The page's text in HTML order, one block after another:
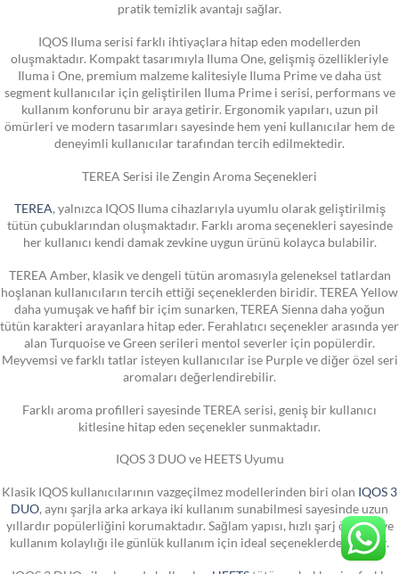
pratik temizlik avantajı sağlar.
IQOS Iluma serisi farklı ihtiyaçlara hitap eden modellerden
oluşmaktadır. Kompakt tasarımıyla Iluma One, gelişmiş özellikleriyle
Iluma i One, premium malzeme kalitesiyle Iluma Prime ve daha üst
segment kullanıcılar için geliştirilen Iluma Prime i serisi, performans ve
kullanım konforunu bir araya getirir. Ergonomik yapıları, uzun pil
ömürleri ve modern tasarımları sayesinde hem yeni kullanıcılar hem de
deneyimli kullanıcılar tarafından tercih edilmektedir.
TEREA Serisi ile Zengin Aroma Seçenekleri
TEREA, yalnızca IQOS Iluma cihazlarıyla uyumlu olarak geliştirilmiş
tütün çubuklarından oluşmaktadır. Farklı aroma seçenekleri sayesinde
her kullanıcı kendi damak zevkine uygun ürünü kolayca bulabilir.
TEREA Amber, klasik ve dengeli tütün aromasıyla geleneksel tatlardan
hoşlanan kullanıcıların tercih ettiği seçeneklerden biridir. TEREA Yellow
daha yumuşak ve hafif bir içim sunarken, TEREA Sienna daha yoğun
tütün karakteri arayanlara hitap eder. Ferahlatıcı seçenekler arasında yer
alan Turquoise ve Green serileri mentol severler için popülerdir.
Meyvemsi ve farklı tatlar isteyen kullanıcılar ise Purple ve diğer özel seri
aromaları değerlendirebilir.
Farklı aroma profilleri sayesinde TEREA serisi, geniş bir kullanıcı
kitlesine hitap eden seçenekler sunmaktadır.
IQOS 3 DUO ve HEETS Uyumu
Klasik IQOS kullanıcılarının vazgeçilmez modellerinden biri olan IQOS 3
DUO, aynı şarjla arka arkaya iki kullanım sunabilmesi sayesinde uzun
yıllardır popülerliğini korumaktadır. Sağlam yapısı, hızlı şarj özelliği ve
kullanım kolaylığı ile günlük kullanım için ideal seçeneklerden biridir.